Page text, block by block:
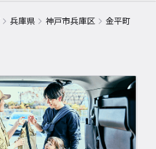
兵庫県 神戸市兵庫区 金平町